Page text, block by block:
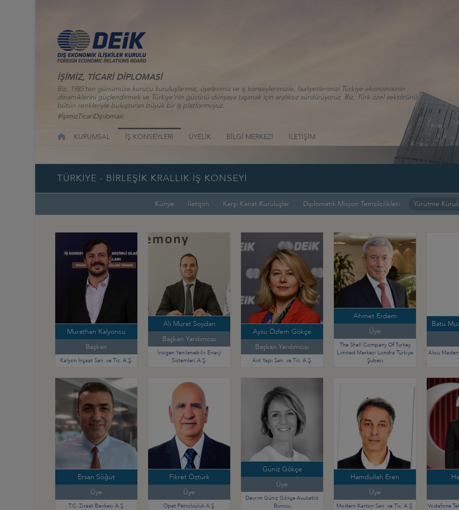
İŞİMİZ, TİCARİ DİPLOMASİ
Biz, 1985’ten günümüze kurucu kuruluşlarımız, üyelerimiz ve iş konseylerimizle, faaliyetlerimizi Türkiye ekonomisinin
dinamiklerini güçlendirmek ve Türkiye’nin gücünü dünyaya taşımak için aralıksız sürdürüyoruz. Biz, Türk özel sektörünü
bütün renkleriyle buluşturan büyük bir iş platformuyuz.
#İşimizTicariDiplomasi
KURUMSAL İŞ KONSEYLERİ ÜYELİK BİLGİ MERKEZİ İLETİŞİM
TÜRKİYE - BİRLEŞİK KRALLIK İŞ KONSEYİ
Künye İletişim Karşı Kanat Kuruluşlar Diplomatik Misyon Temsilcilikleri Yürütme
Murathan Kalyoncu
Başkan
Kalyon İnşaat San. ve Tic. A.Ş.
Ali Murat Soydan
Başkan Yardımcısı
Inogen Yenilenebilir Enerji
Sistemleri A.Ş.
Aysu Özlem Gökçe
Başkan Yardımcısı
Ant Yapı San. ve Tic. A.Ş.
Ahmet Erdem
Üye
The Shell Company Of Turkey
Limited Merkezi Londra Türkiye
Şubesi
Batu
Aksu
Ersan Söğüt
Üye
T.C. Ziraat Bankası A.Ş.
Fikret Öztürk
Üye
Opet Petrolcülük A.Ş.
Güniz Gökçe
Üye
Devrim Güniz Gökçe Avukatlık
Bürosu
Hamdullah Eren
Üye
Modern Karton San. ve Tic. A.Ş. Vodafone